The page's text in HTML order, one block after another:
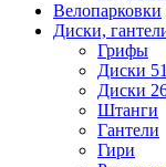
Велопарковки
Диски,
Грифы
Диски
Диски
Штанги
Гантели
Гири